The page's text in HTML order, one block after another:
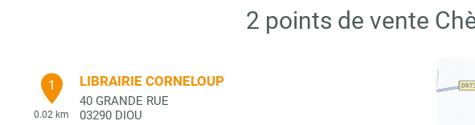
2 points de vente
1
0.02 km
LIBRAIRIE CORNELOUP
40 GRANDE RUE
03290 DIOU